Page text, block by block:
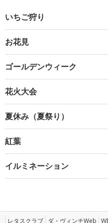
いちご狩り
お花見
ゴールデンウィーク
花火大会
夏休み（夏祭り）
紅葉
イルミネーション
レタスクラブ ダ・ヴィンチWeb